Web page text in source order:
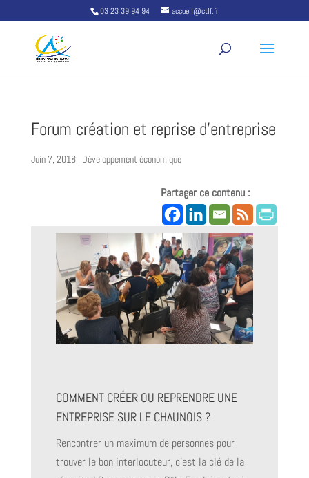
03 23 39 94 94 accueil@ctlf.fr
Forum création et reprise d’entreprise
Juin 7, 2018| Développement économique
Partager ce contenu :
COMMENT CRÉER OU REPRENDRE UNE
ENTREPRISE SUR LE CHAUNOIS ?
Rencontrer un maximum de personnes pour
trouver le bon interlocuteur, c’est la clé de la